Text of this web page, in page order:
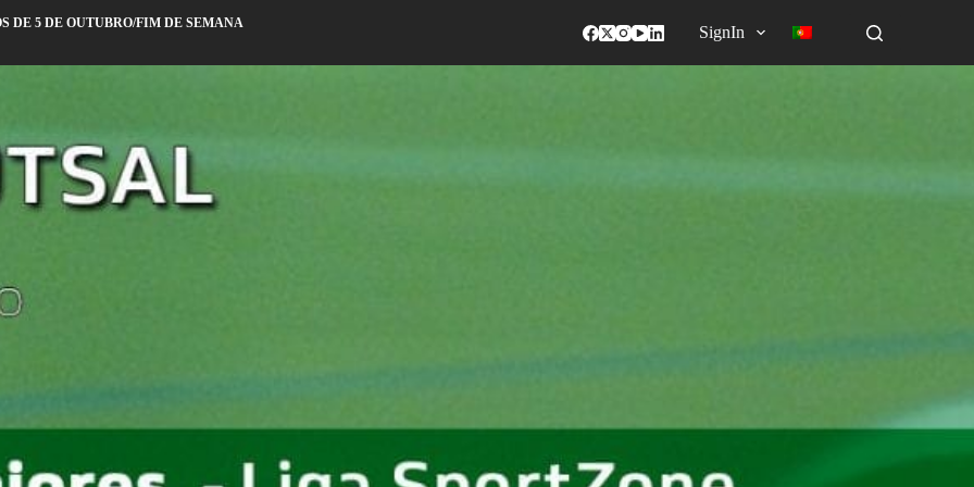
DE 5 DE OUTUBRO/FIM DE SEMANA
SignIn